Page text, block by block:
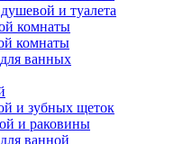
и туалета
комнаты
комнаты
ванных
и зубных щеток
и раковины
ванной